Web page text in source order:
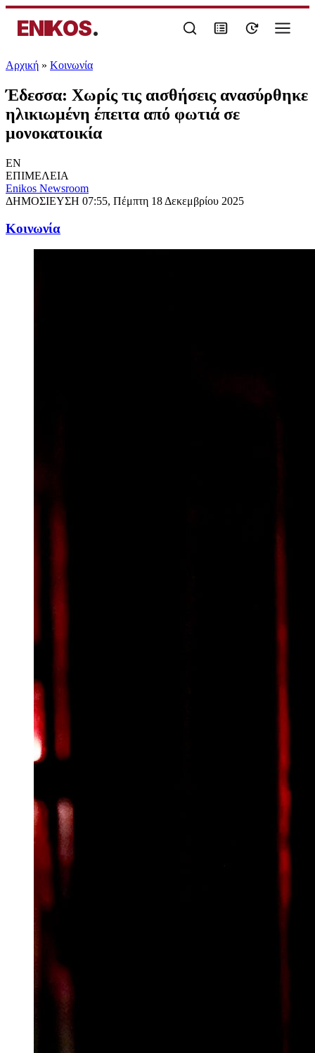
ENIKOS.
Αρχική » Κοινωνία
Έδεσσα: Χωρίς τις αισθήσεις ανασύρθηκε
ηλικιωμένη έπειτα από φωτιά σε
μονοκατοικία
EN
ΕΠΙΜΕΛΕΙΑ
Enikos Newsroom
ΔΗΜΟΣΙΕΥΣΗ 07:55, Πέμπτη 18 Δεκεμβρίου 2025
Κοινωνία